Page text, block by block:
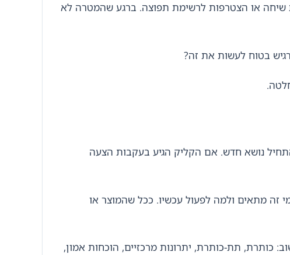
שיחה או הצטרפות לרשימת תפוצה. ברגע שהמטרה לא
בטוח לעשות את זה?
נושא חדש. אם הקליק הגיע בעקבות הצעה
זה מתאים ולמה לפעול עכשיו. ככל שהמוצר או
כותרת, תת-כותרת, יתרונות מרכזיים, הוכחות אמון,